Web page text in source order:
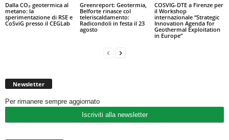
Dalla CO₂ geotermica al
metano: la
sperimentazione di RSE e
CoSviG presso il CEGLab
Greenreport: Geotermia,
Belforte rinasce col
teleriscaldamento:
Radicondoli in festa il 23
agosto
COSVIG-DTE a Firenze per
il Workshop
internazionale “Strategic
Innovation Agenda for
Geothermal Exploitation
in Europe”
Newsletter
Per rimanere sempre aggiornato
Iscriviti alla newsletter